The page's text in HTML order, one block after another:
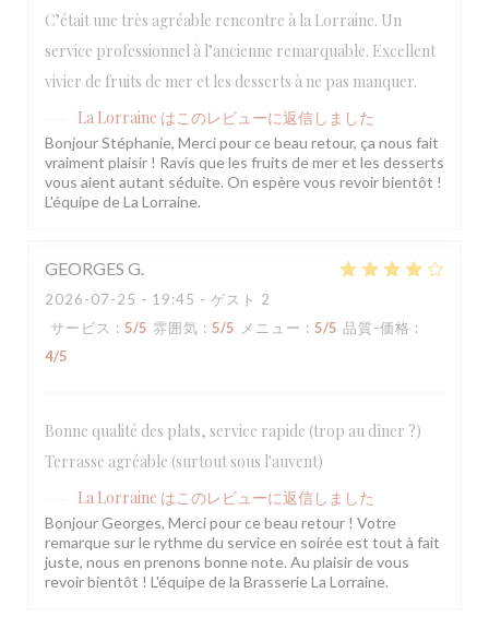
C’était une très agréable rencontre à la Lorraine. Un
service professionnel à l’ancienne remarquable. Excellent
vivier de fruits de mer et les desserts à ne pas manquer.
La Lorraine はこのレビューに返信しました
Bonjour Stéphanie, Merci pour ce beau retour, ça nous fait
vraiment plaisir ! Ravis que les fruits de mer et les desserts
vous aient autant séduite. On espère vous revoir bientôt !
L'équipe de La Lorraine.
GEORGES G
2026-07-25 - 19:45 - ゲスト 2
サービス : 5/5 雰囲気 : 5/5 メニュー : 5/5 品質-価格 :
4/5
Bonne qualité des plats, service rapide (trop au dîner ?)
Terrasse agréable (surtout sous l'auvent)
La Lorraine はこのレビューに返信しました
Bonjour Georges, Merci pour ce beau retour ! Votre
remarque sur le rythme du service en soirée est tout à fait
juste, nous en prenons bonne note. Au plaisir de vous
revoir bientôt ! L'équipe de la Brasserie La Lorraine.